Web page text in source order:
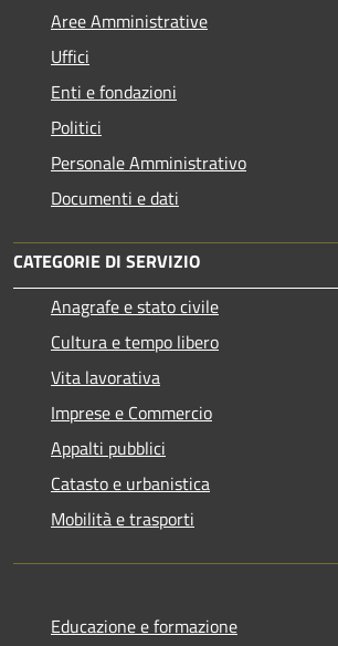
Aree Amministrative
Uffici
Enti e fondazioni
Politici
Personale Amministrativo
Documenti e dati
CATEGORIE DI SERVIZIO
Anagrafe e stato civile
Cultura e tempo libero
Vita lavorativa
Imprese e Commercio
Appalti pubblici
Catasto e urbanistica
Mobilità e trasporti
Educazione e formazione